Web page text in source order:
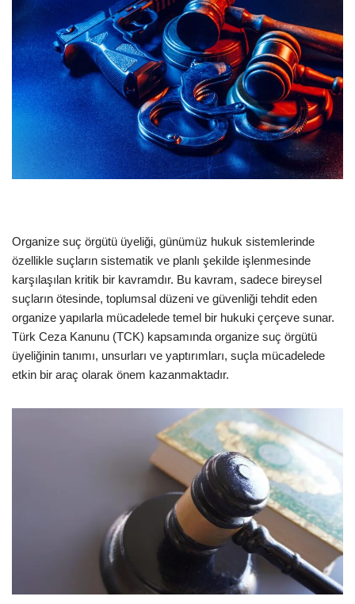
Organize suç örgütü üyeliği, günümüz hukuk sistemlerinde
özellikle suçların sistematik ve planlı şekilde işlenmesinde
karşılaşılan kritik bir kavramdır. Bu kavram, sadece bireysel
suçların ötesinde, toplumsal düzeni ve güvenliği tehdit eden
organize yapılarla mücadelede temel bir hukuki çerçeve sunar.
Türk Ceza Kanunu (TCK) kapsamında organize suç örgütü
üyeliğinin tanımı, unsurları ve yaptırımları, suçla mücadelede
etkin bir araç olarak önem kazanmaktadır.